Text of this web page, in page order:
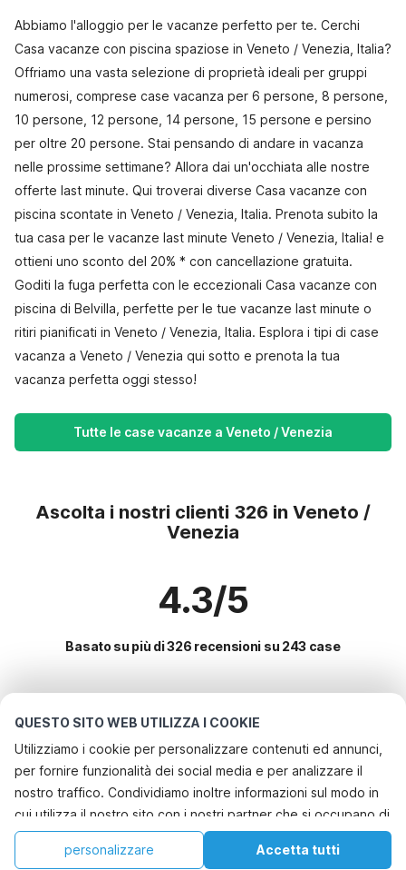
QUESTO SITO WEB UTILIZZA I COOKIE
Utilizziamo i cookie per personalizzare contenuti ed annunci,
per fornire funzionalità dei social media e per analizzare il
nostro traffico. Condividiamo inoltre informazioni sul modo in
cui utilizza il nostro sito con i nostri partner che si occupano di
analisi dei dati web, pubblicità e social media, i quali
potrebbero combinarle con altre informazioni che ha fornito
Accetta tutti
personalizzare
Abbiamo l'alloggio per le vacanze perfetto per te. Cerchi
Casa vacanze con piscina spaziose in Veneto / Venezia, Italia?
Offriamo una vasta selezione di proprietà ideali per gruppi
numerosi, comprese case vacanza per 6 persone, 8 persone,
10 persone, 12 persone, 14 persone, 15 persone e persino
per oltre 20 persone. Stai pensando di andare in vacanza
nelle prossime settimane? Allora dai un'occhiata alle nostre
offerte last minute. Qui troverai diverse Casa vacanze con
piscina scontate in Veneto / Venezia, Italia. Prenota subito la
tua casa per le vacanze last minute Veneto / Venezia, Italia! e
ottieni uno sconto del 20% * con cancellazione gratuita.
Goditi la fuga perfetta con le eccezionali Casa vacanze con
piscina di Belvilla, perfette per le tue vacanze last minute o
ritiri pianificati in Veneto / Venezia, Italia. Esplora i tipi di case
vacanza a Veneto / Venezia qui sotto e prenota la tua
vacanza perfetta oggi stesso!
Tutte le case vacanze a Veneto / Venezia
Ascolta i nostri clienti 326 in Veneto /
Venezia
4.3/5
Basato su più di 326 recensioni su 243 case
Le destinazioni più popolari per le
vacanze
Servizi più popolari per le vacanze in Veneto / venezia
Casa vacanze a misura di bambino
Vacanza con il cane - Casa vacanze pet friendly
Casa per le vacanze in un parco vacanze
Le migliori regioni con i migliori servizi per le vacanze
Vacanza con il cane - Casa vacanze pet friendly italia-del-nord
Città con i migliori servizi per le vacanze